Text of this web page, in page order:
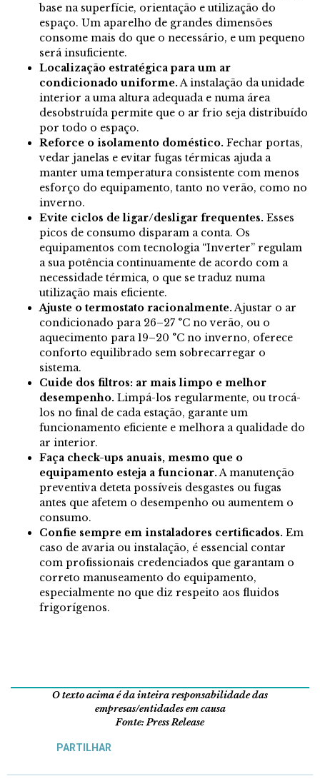
base na superfície, orientação e utilização do
espaço. Um aparelho de grandes dimensões
consome mais do que o necessário, e um pequeno
será insuficiente.
Localização estratégica para um ar
condicionado uniforme.A instalação da unidade
interior a uma altura adequada e numa área
desobstruída permite que o ar frio seja distribuído
por todo o espaço.
Reforce o isolamento doméstico. Fechar portas,
vedar janelas e evitar fugas térmicas ajuda a
manter uma temperatura consistente com menos
esforço do equipamento, tanto no verão, como no
inverno.
Evite ciclos de ligar/desligar frequentes. Esses
picos de consumo disparam a conta. Os
equipamentos com tecnologia “Inverter” regulam
a sua potência continuamente de acordo com a
necessidade térmica, o que se traduz numa
utilização mais eficiente.
Ajuste o termostato racionalmente.Ajustar o ar
condicionado para 26–27 °C no verão, ou o
aquecimento para 19–20 °C no inverno, oferece
conforto equilibrado sem sobrecarregar o
sistema.
Cuide dos filtros: ar mais limpo e melhor
desempenho. Limpá-los regularmente, ou trocá-
los no final de cada estação, garante um
funcionamento eficiente e melhora a qualidade do
ar interior.
Faça check-ups anuais, mesmo que o
equipamento esteja a funcionar.A manutenção
preventiva deteta possíveis desgastes ou fugas
antes que afetem o desempenho ou aumentem o
consumo.
Confie sempre em instaladores certificados. Em
caso de avaria ou instalação, é essencial contar
com profissionais credenciados que garantam o
correto manuseamento do equipamento,
especialmente no que diz respeito aos fluidos
frigorígenos.
O texto acima é da inteira responsabilidade das
empresas/entidades em causa
Fonte: Press Release
PARTILHAR